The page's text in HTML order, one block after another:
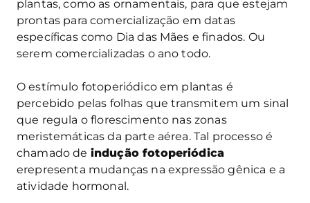
plantas, como as ornamentais, para que estejam
prontas para comercialização em datas
específicas como Dia das Mães e finados. Ou
serem comercializadas o ano todo.
O estímulo fotoperiódico em plantas é
percebido pelas folhas que transmitem um sinal
que regula o florescimento nas zonas
meristemáticas da parte aérea. Tal processo é
chamado de indução fotoperiódica
erepresenta mudanças na expressão gênica e a
atividade hormonal.